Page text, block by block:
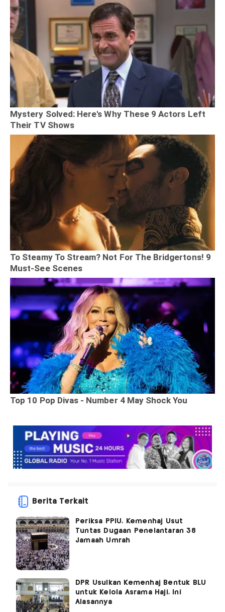
Berita Terkait
Periksa PPIU, Kemenhaj Usut
Tuntas Dugaan Penelantaran 38
Jamaah Umrah
DPR Usulkan Kemenhaj Bentuk BLU
untuk Kelola Asrama Haji, Ini
Alasannya